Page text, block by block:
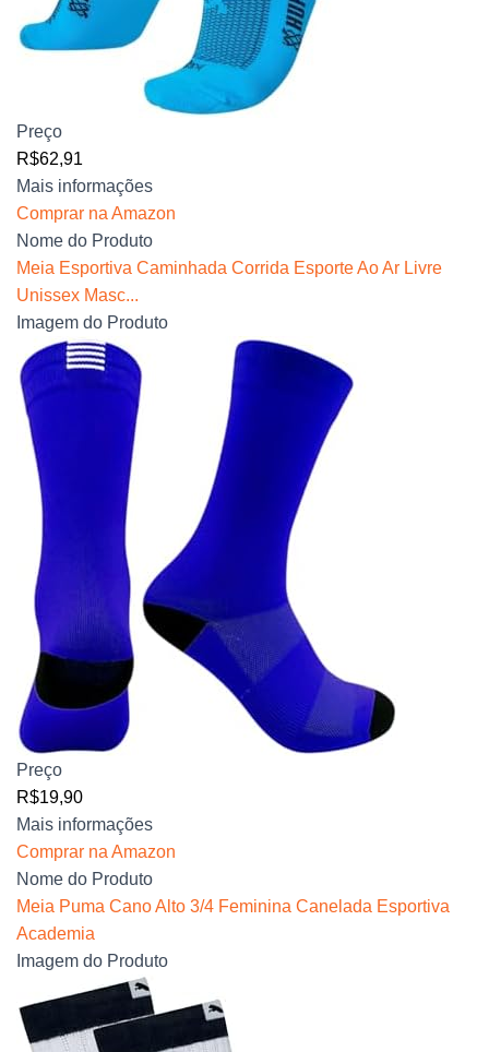
Preço
R$62,91
Mais informações
Comprar na Amazon
Nome do Produto
Meia Esportiva Caminhada Corrida Esporte Ao Ar Livre
Unissex Masc...
Imagem do Produto
Preço
R$19,90
Mais informações
Comprar na Amazon
Nome do Produto
Meia Puma Cano Alto 3/4 Feminina Canelada Esportiva
Academia
Imagem do Produto